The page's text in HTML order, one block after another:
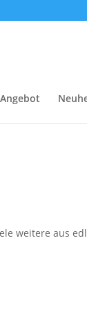
weitere aus